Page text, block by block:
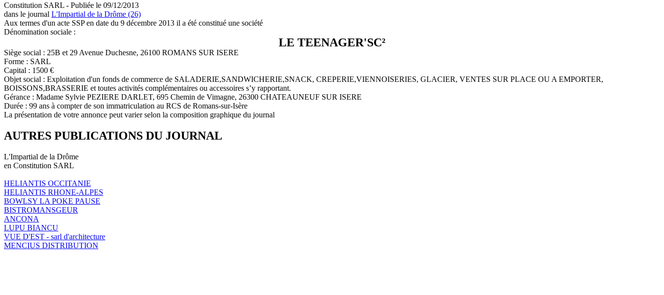
Constitution SARL - Publiée le 09/12/2013
dans le journal L'Impartial de la Drôme (26)
Aux termes d'un acte SSP en date du 9 décembre 2013 il a été constitué une société
Dénomination sociale :
LE TEENAGER'SC²
Siège social : 25B et 29 Avenue Duchesne, 26100 ROMANS SUR ISERE
Forme : SARL
Capital : 1500 €
Objet social : Exploitation d'un fonds de commerce de SALADERIE,SANDWICHERIE,SNACK, CREPERIE,VIENNOISERIES, GLACIER, VENTES SUR PLACE OU A EMPORTER,
BOISSONS,BRASSERIE et toutes activités complémentaires ou accessoires s’y rapportant.
Gérance : Madame Sylvie PEZIERE DARLET, 695 Chemin de Vimagne, 26300 CHATEAUNEUF SUR ISERE
Durée : 99 ans à compter de son immatriculation au RCS de Romans-sur-Isère
La présentation de votre annonce peut varier selon la composition graphique du journal
AUTRES PUBLICATIONS DU JOURNAL
L'Impartial de la Drôme
en Constitution SARL
HELIANTIS OCCITANIE
HELIANTIS RHONE-ALPES
BOWLSY LA POKE PAUSE
BISTROMANSGEUR
ANCONA
LUPU BIANCU
VUE D'EST - sarl d'architecture
MENCIUS DISTRIBUTION